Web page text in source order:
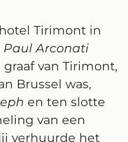
Tirimont in
Paul Arconati
van Tirimont,
Brussel was,
en ten slotte
van een
verhuurde het